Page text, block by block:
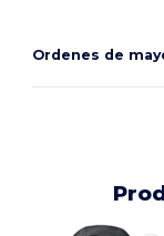
Ordenes de